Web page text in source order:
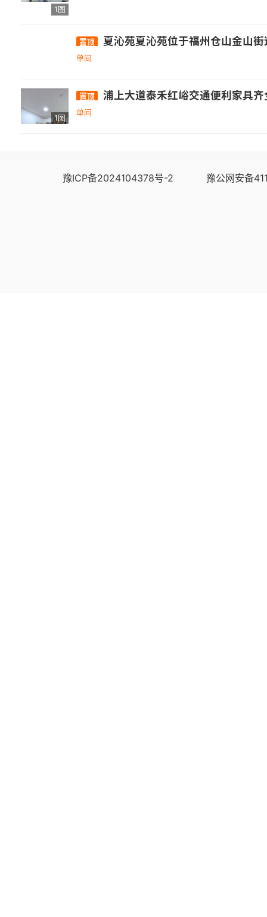
1图
置顶 夏沁苑夏沁苑位于福州仓山金山街
单间
1图
置顶 浦上大道泰禾红峪交通便利家具齐全
单间
豫ICP备2024104378号-2 豫公网安备